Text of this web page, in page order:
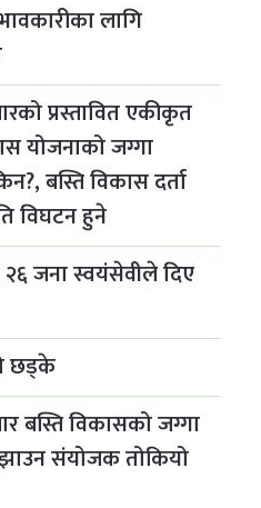
लागि
प्रस्तावित एकीकृत
योजनाको जग्गा
बस्ति विकास दर्ता
विघटन हुने
२६ जना स्वयंसेवीले दिए
छड्के
बस्ति विकासको जग्गा
संयोजक तोकियो